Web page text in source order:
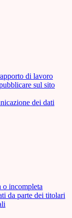
di lavoro
sul sito
dei dati
o incompleta
da parte dei titolari